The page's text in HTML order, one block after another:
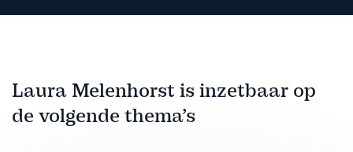
Laura Melenhorst is inzetbaar op
de volgende thema’s